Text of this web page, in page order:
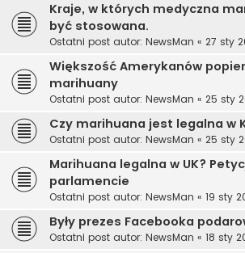
Kraje, w których medyczna
być stosowana.
Ostatni post autor: NewsMan « 27 sty
Większość Amerykanów
marihuany
Ostatni post autor: NewsMan « 25 sty
Czy marihuana jest legalna w
Ostatni post autor: NewsMan « 25 sty
Marihuana legalna w UK?
parlamencie
Ostatni post autor: NewsMan « 19 sty
Były prezes Facebooka
Ostatni post autor: NewsMan « 18 sty